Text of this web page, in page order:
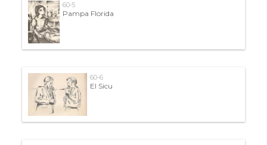
60-5
Pampa Florida
60-6
El Sicu